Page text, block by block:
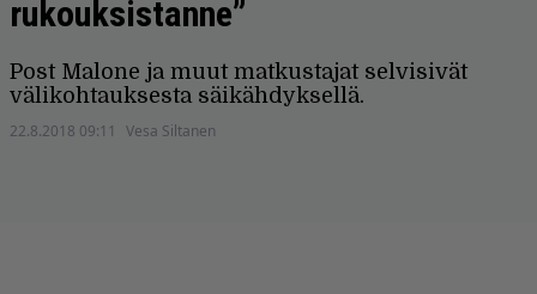
rukouksistanne”
Post Malone ja muut matkustajat selvisivät
välikohtauksesta säikähdyksellä.
22.8.2018 09:11 Vesa Siltanen